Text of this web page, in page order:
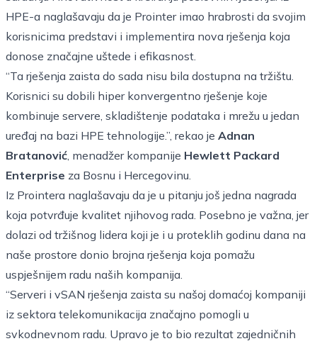
HPE-a naglašavaju da je Prointer imao hrabrosti da svojim
korisnicima predstavi i implementira nova rješenja koja
donose značajne uštede i efikasnost.
“Ta rješenja zaista do sada nisu bila dostupna na tržištu.
Korisnici su dobili hiper konvergentno rješenje koje
kombinuje servere, skladištenje podataka i mrežu u jedan
uređaj na bazi HPE tehnologije.”, rekao je Adnan
Bratanović, menadžer kompanije Hewlett Packard
Enterprise za Bosnu i Hercegovinu.
Iz Prointera naglašavaju da je u pitanju još jedna nagrada
koja potvrđuje kvalitet njihovog rada. Posebno je važna, jer
dolazi od tržišnog lidera koji je i u proteklih godinu dana na
naše prostore donio brojna rješenja koja pomažu
uspješnijem radu naših kompanija.
“Serveri i vSAN rješenja zaista su našoj domaćoj kompaniji
iz sektora telekomunikacija značajno pomogli u
svkodnevnom radu. Upravo je to bio rezultat zajedničnih